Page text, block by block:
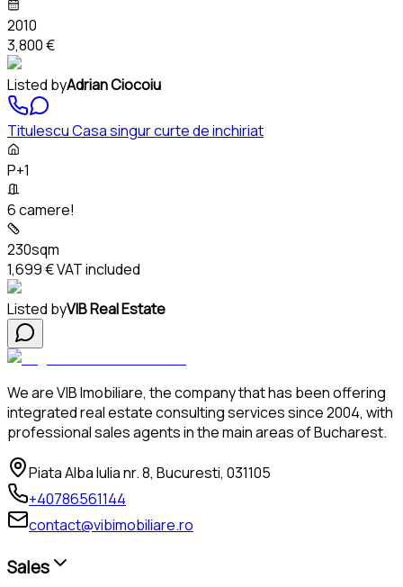
2010
3,800 €
Listed byAdrian Ciocoiu
Titulescu Casa singur curte de inchiriat
P+1
6 camere!
230sqm
1,699 €VAT included
Listed byVIB Real Estate
We are VIB Imobiliare, the company that has been offering
integrated real estate consulting services since 2004, with
professional sales agents in the main areas of Bucharest.
Piata Alba Iulia nr. 8, Bucuresti, 031105
+40786561144
contact@vibimobiliare.ro
Sales